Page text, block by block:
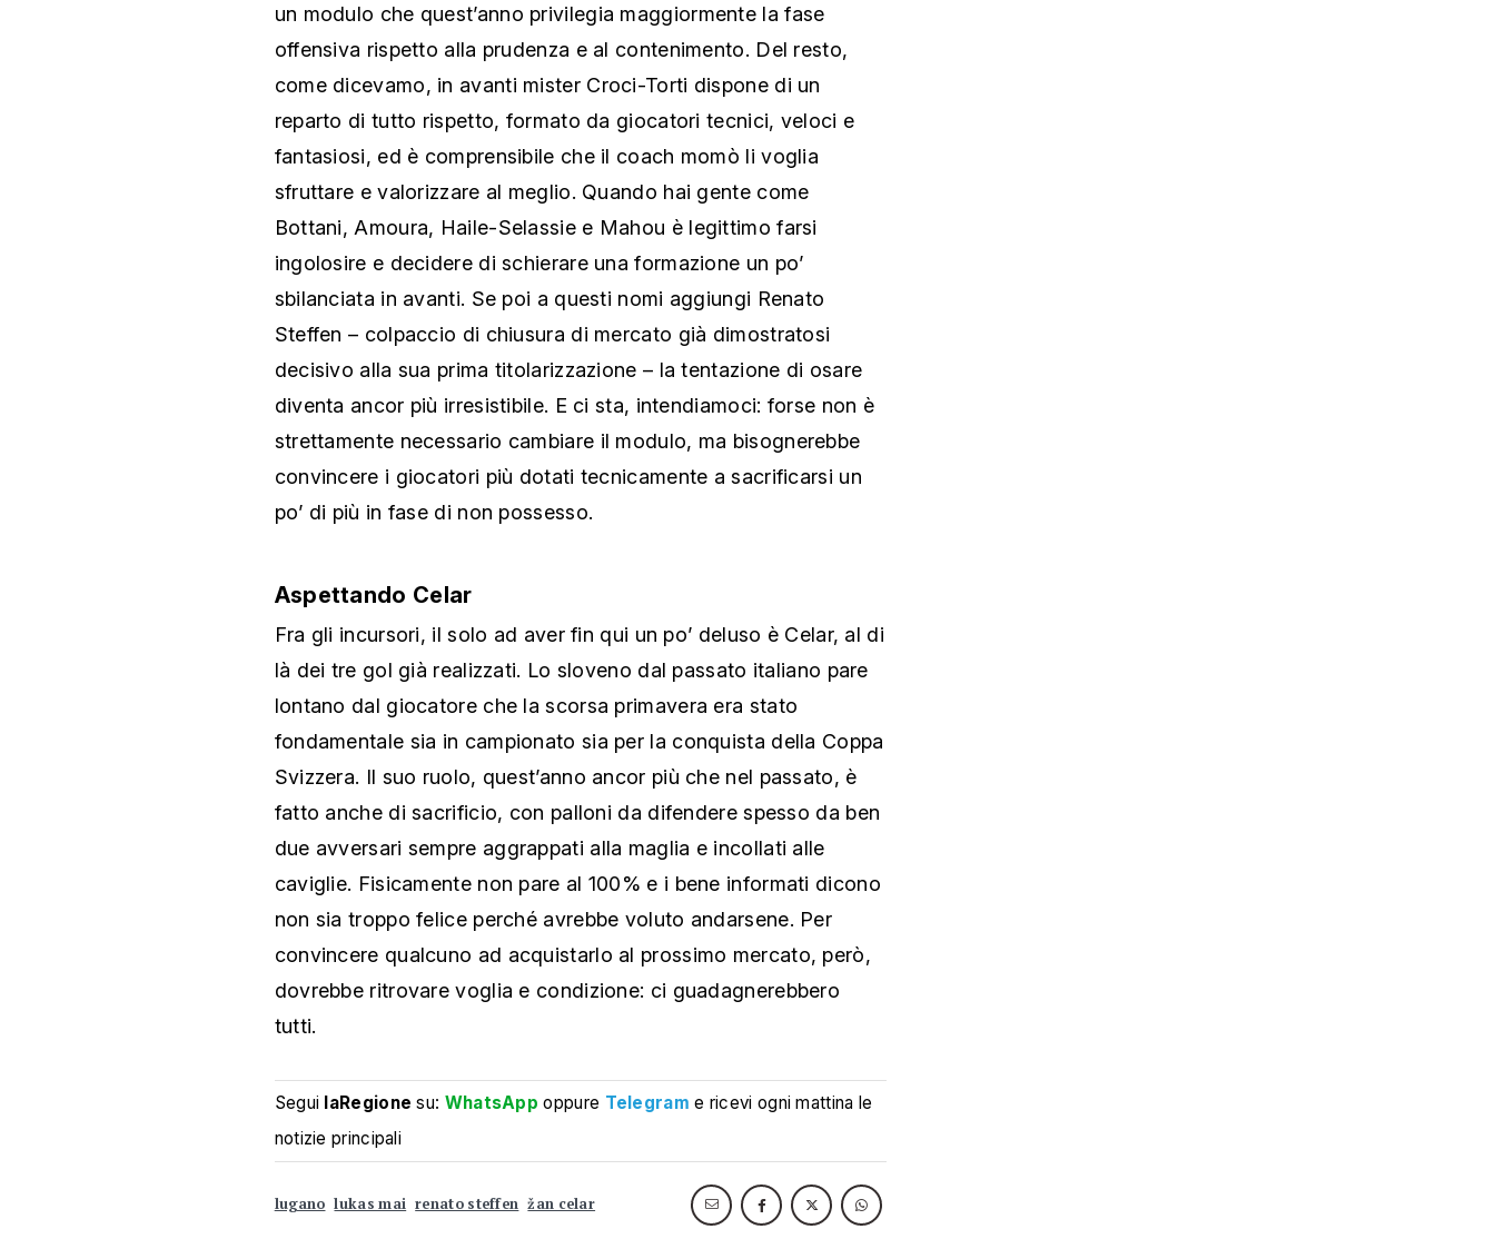
un modulo che quest’anno privilegia maggiormente la fase
offensiva rispetto alla prudenza e al contenimento. Del resto,
come dicevamo, in avanti mister Croci-Torti dispone di un
reparto di tutto rispetto, formato da giocatori tecnici, veloci e
fantasiosi, ed è comprensibile che il coach momò li voglia
sfruttare e valorizzare al meglio. Quando hai gente come
Bottani, Amoura, Haile-Selassie e Mahou è legittimo farsi
ingolosire e decidere di schierare una formazione un po’
sbilanciata in avanti. Se poi a questi nomi aggiungi Renato
Steffen – colpaccio di chiusura di mercato già dimostratosi
decisivo alla sua prima titolarizzazione – la tentazione di osare
diventa ancor più irresistibile. E ci sta, intendiamoci: forse non è
strettamente necessario cambiare il modulo, ma bisognerebbe
convincere i giocatori più dotati tecnicamente a sacrificarsi un
po’ di più in fase di non possesso.
Aspettando Celar
Fra gli incursori, il solo ad aver fin qui un po’ deluso è Celar, al di
là dei tre gol già realizzati. Lo sloveno dal passato italiano pare
lontano dal giocatore che la scorsa primavera era stato
fondamentale sia in campionato sia per la conquista della Coppa
Svizzera. Il suo ruolo, quest’anno ancor più che nel passato, è
fatto anche di sacrificio, con palloni da difendere spesso da ben
due avversari sempre aggrappati alla maglia e incollati alle
caviglie. Fisicamente non pare al 100% e i bene informati dicono
non sia troppo felice perché avrebbe voluto andarsene. Per
convincere qualcuno ad acquistarlo al prossimo mercato, però,
dovrebbe ritrovare voglia e condizione: ci guadagnerebbero
tutti.
Segui laRegione su: WhatsApp oppure Telegram e ricevi ogni mattina le
notizie principali
lugano lukas mai renato steffen žan celar